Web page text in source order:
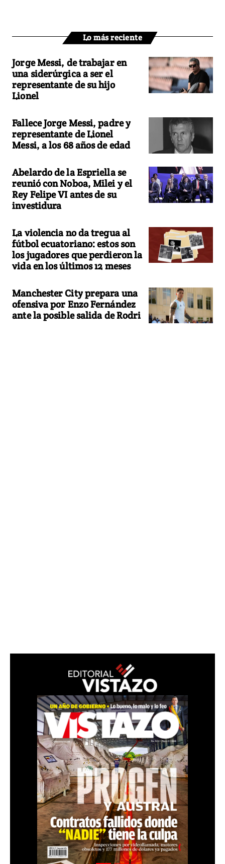
Lo más reciente
Jorge Messi, de trabajar en
una siderúrgica a ser el
representante de su hijo
Lionel
Fallece Jorge Messi, padre y
representante de Lionel
Messi, a los 68 años de edad
Abelardo de la Espriella se
reunió con Noboa, Milei y el
Rey Felipe VI antes de su
investidura
La violencia no da tregua al
fútbol ecuatoriano: estos son
los jugadores que perdieron la
vida en los últimos 12 meses
Manchester City prepara una
ofensiva por Enzo Fernández
ante la posible salida de Rodri